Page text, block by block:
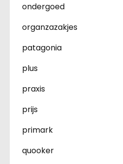
ondergoed
organzazakjes
patagonia
plus
praxis
prijs
primark
quooker